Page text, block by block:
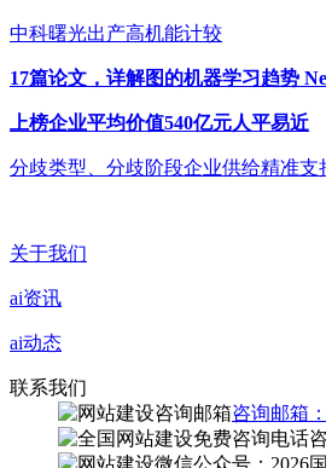
中科曙光出产高机能计较
17篇论文，详解图的机器学习趋势
上榜企业平均价值540亿元人平易近
分歧类型、分歧阶段企业供给精准支
关于我们
ai资讯
ai动态
联系我们
咨询邮箱
微信公众号：2026